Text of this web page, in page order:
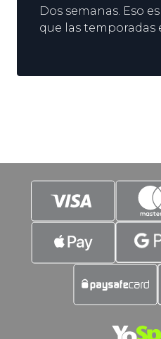
Dos semanas. Eso
que las temporadas
Fútbol Europeo se
levanta el telón en
llegará el turno a